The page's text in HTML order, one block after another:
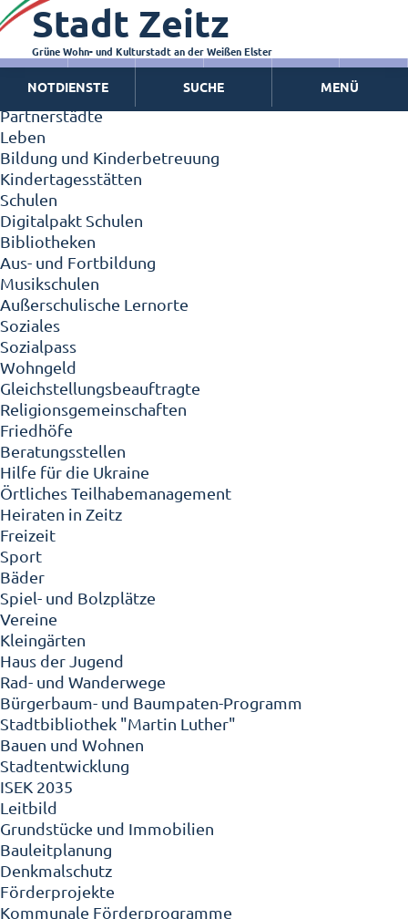
Zeitz - Die Kleinstadt
Willkommen in Zeitz!
Interview mit Oberbürgermeister Christian Thieme
Zeitz - Stadt der Zukunft
Ortschaften
Partnerstädte
Leben
Bildung und Kinderbetreuung
Kindertagesstätten
Schulen
Digitalpakt Schulen
Bibliotheken
Aus- und Fortbildung
Musikschulen
Außerschulische Lernorte
Soziales
Sozialpass
Wohngeld
Gleichstellungsbeauftragte
Religionsgemeinschaften
Friedhöfe
Beratungsstellen
Hilfe für die Ukraine
Örtliches Teilhabemanagement
Heiraten in Zeitz
Freizeit
Sport
Bäder
Spiel- und Bolzplätze
Vereine
Kleingärten
Haus der Jugend
Rad- und Wanderwege
Bürgerbaum- und Baumpaten-Programm
Stadtbibliothek "Martin Luther"
Bauen und Wohnen
Stadtentwicklung
ISEK 2035
Leitbild
Grundstücke und Immobilien
Bauleitplanung
Denkmalschutz
Förderprojekte
Kommunale Förderprogramme
Stadt Zeitz
Grüne Wohn- und Kulturstadt an der Weißen Elster
NOTDIENSTE SUCHE MENÜ